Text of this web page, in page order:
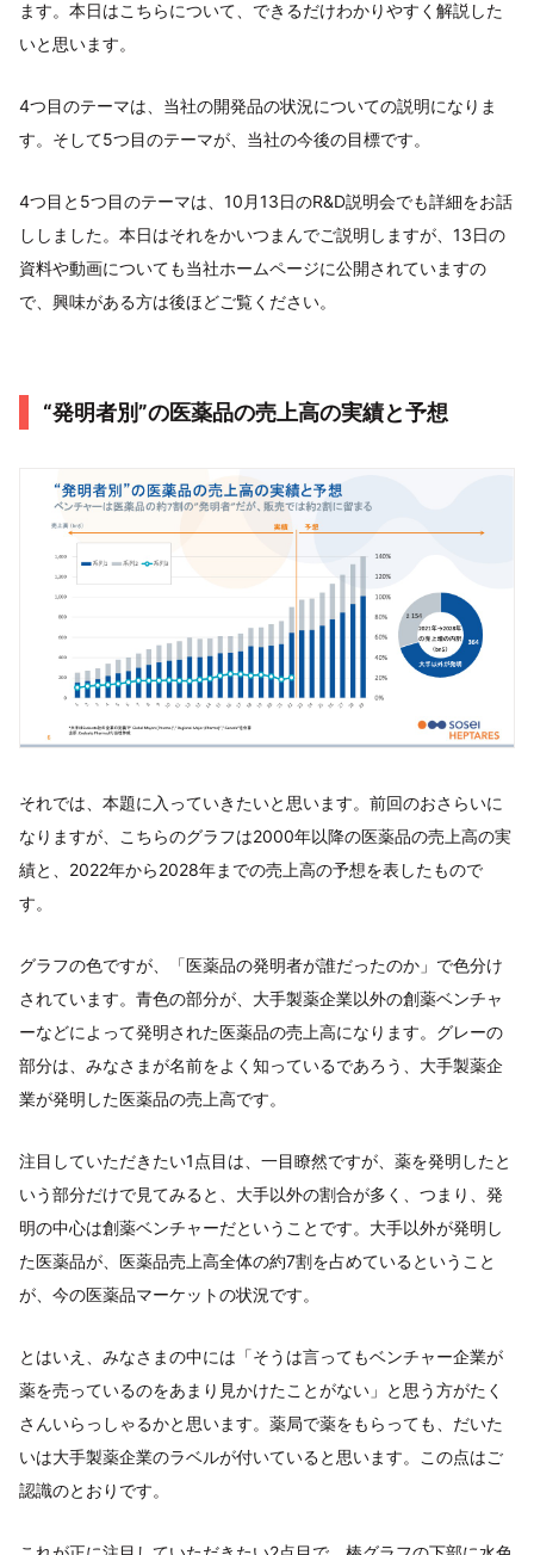
ます。本日はこちらについて、できるだけわかりやすく解説した
いと思います。
4つ目のテーマは、当社の開発品の状況についての説明になりま
す。そして5つ目のテーマが、当社の今後の目標です。
4つ目と5つ目のテーマは、10月13日のR&D説明会でも詳細をお話
ししました。本日はそれをかいつまんでご説明しますが、13日の
資料や動画についても当社ホームページに公開されていますの
で、興味がある方は後ほどご覧ください。
“発明者別”の医薬品の売上高の実績と予想
それでは、本題に入っていきたいと思います。前回のおさらいに
なりますが、こちらのグラフは2000年以降の医薬品の売上高の実
績と、2022年から2028年までの売上高の予想を表したもので
す。
グラフの色ですが、「医薬品の発明者が誰だったのか」で色分け
されています。青色の部分が、大手製薬企業以外の創薬ベンチャ
ーなどによって発明された医薬品の売上高になります。グレーの
部分は、みなさまが名前をよく知っているであろう、大手製薬企
業が発明した医薬品の売上高です。
注目していただきたい1点目は、一目瞭然ですが、薬を発明したと
いう部分だけで見てみると、大手以外の割合が多く、つまり、発
明の中心は創薬ベンチャーだということです。大手以外が発明し
た医薬品が、医薬品売上高全体の約7割を占めているということ
が、今の医薬品マーケットの状況です。
とはいえ、みなさまの中には「そうは言ってもベンチャー企業が
薬を売っているのをあまり見かけたことがない」と思う方がたく
さんいらっしゃるかと思います。薬局で薬をもらっても、だいた
いは大手製薬企業のラベルが付いていると思います。この点はご
認識のとおりです。